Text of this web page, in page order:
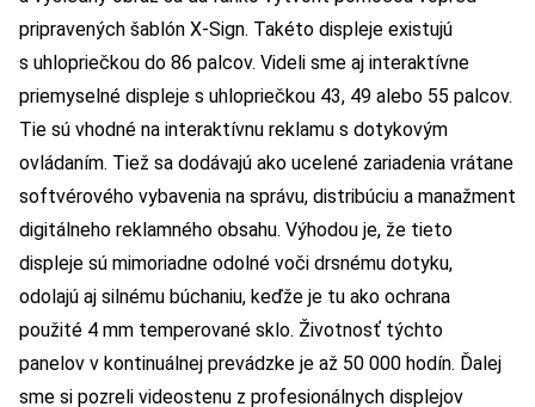
pripravených šablón X-Sign. Takéto displeje existujú
s uhlopriečkou do 86 palcov. Videli sme aj interaktívne
priemyselné displeje s uhlopriečkou 43, 49 alebo 55 palcov.
Tie sú vhodné na interaktívnu reklamu s dotykovým
ovládaním. Tiež sa dodávajú ako ucelené zariadenia vrátane
softvérového vybavenia na správu, distribúciu a manažment
digitálneho reklamného obsahu. Výhodou je, že tieto
displeje sú mimoriadne odolné voči drsnému dotyku,
odolajú aj silnému búchaniu, keďže je tu ako ochrana
použité 4 mm temperované sklo. Životnosť týchto
panelov v kontinuálnej prevádzke je až 50 000 hodín. Ďalej
sme si pozreli videostenu z profesionálnych displejov